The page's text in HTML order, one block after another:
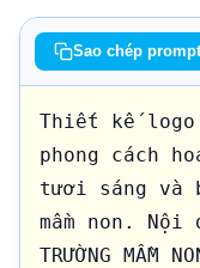
Sao chép prompt
Thiết kế logo
phong cách
tươi sáng và
mầm non. Nội
TRƯỜNG MẦM